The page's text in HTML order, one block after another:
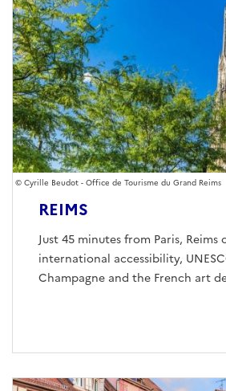
REIMS
Just 45 minutes from Paris, Reims
international accessibility,
Champagne and the French art
Cyrille Beudot - Office de Tourisme du Grand Reims